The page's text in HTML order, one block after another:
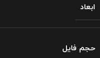
ابعاد
حجم فایل